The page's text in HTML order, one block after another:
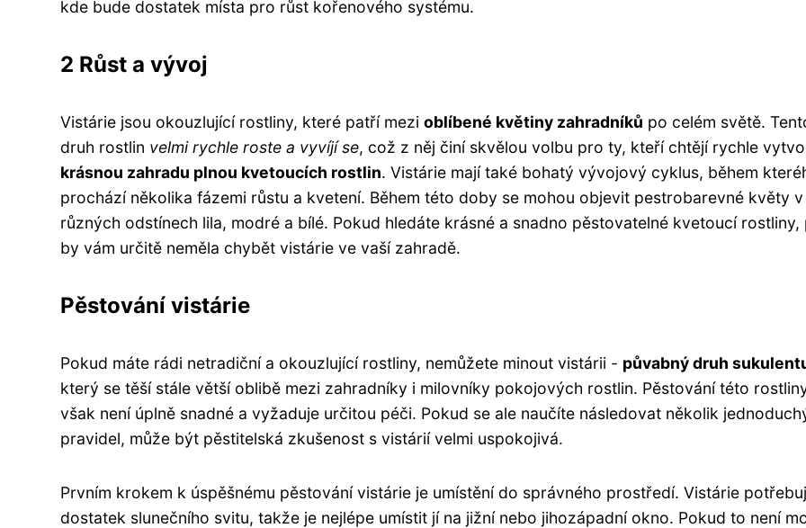
kde bude dostatek místa pro růst kořenového systému.
2 Růst a vývoj
Vistárie jsou okouzlující rostliny, které patří mezi oblíbené květiny zahradníků po celém světě.
druh rostlin velmi rychle roste a vyvíjí se, což z něj činí skvělou volbu pro ty, kteří chtějí rychle
krásnou zahradu plnou kvetoucích rostlin. Vistárie mají také bohatý vývojový cyklus, během
prochází několika fázemi růstu a kvetení. Během této doby se mohou objevit pestrobarevné květy v
různých odstínech lila, modré a bílé. Pokud hledáte krásné a snadno pěstovatelné kvetoucí rostliny,
by vám určitě neměla chybět vistárie ve vaší zahradě.
Pěstování vistárie
Pokud máte rádi netradiční a okouzlující rostliny, nemůžete minout vistárii - půvabný druh
který se těší stále větší oblibě mezi zahradníky i milovníky pokojových rostlin. Pěstování této
však není úplně snadné a vyžaduje určitou péči. Pokud se ale naučíte následovat několik
pravidel, může být pěstitelská zkušenost s vistárií velmi uspokojivá.
Prvním krokem k úspěšnému pěstování vistárie je umístění do správného prostředí. Vistárie
dostatek slunečního svitu, takže je nejlépe umístit jí na jižní nebo jihozápadní okno. Pokud to není